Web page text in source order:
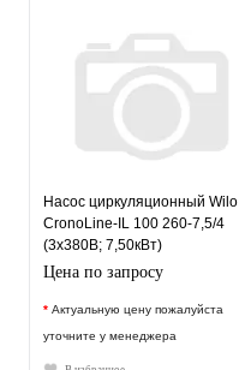
Насос циркуляционный Wilo
CronoLine-IL 100 260-7,5/4
(3х380В; 7,50кВт)
Цена по запросу
* Актуальную цену пожалуйста
уточните у менеджера